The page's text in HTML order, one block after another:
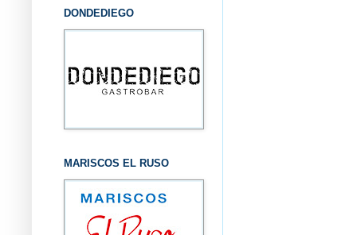
DONDEDIEGO
MARISCOS EL RUSO